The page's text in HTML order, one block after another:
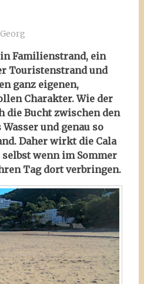
Georg
Familienstrand, ein
Touristenstrand und
ganz eigenen,
Charakter. Wie der
die Bucht zwischen den
und genau so
Daher wirkt die Cala
wenn im Sommer
Tag dort verbringen.